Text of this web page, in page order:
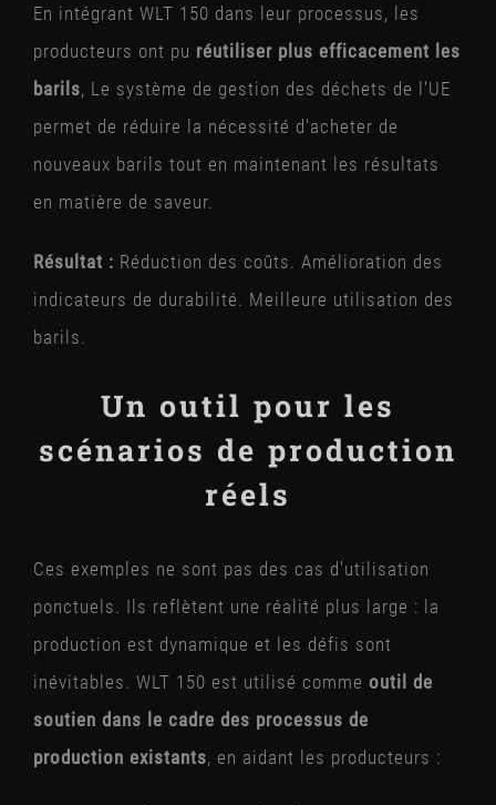
En intégrant WLT 150 dans leur processus, les
producteurs ont pu réutiliser plus efficacement les
barils, Le système de gestion des déchets de l'UE
permet de réduire la nécessité d'acheter de
nouveaux barils tout en maintenant les résultats
en matière de saveur.
Résultat : Réduction des coûts. Amélioration des
indicateurs de durabilité. Meilleure utilisation des
barils.
Un outil pour les
scénarios de production
réels
Ces exemples ne sont pas des cas d'utilisation
ponctuels. Ils reflètent une réalité plus large : la
production est dynamique et les défis sont
inévitables. WLT 150 est utilisé comme outil de
soutien dans le cadre des processus de
production existants, en aidant les producteurs :